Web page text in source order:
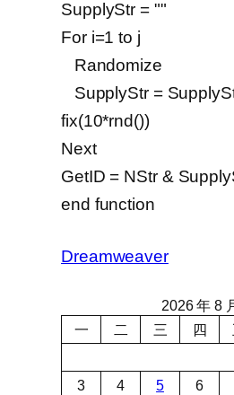
SupplyStr = ""
For i=1 to j
Randomize
SupplyStr =
fix(10*rnd())
Next
GetID = NStr &
end function
Dreamweaver
2026 年 8
一
二 三 四
3
4 5 6